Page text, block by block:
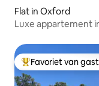
Flat in Oxford
Luxe appartement in The
Topfavoriet van
Favoriet van